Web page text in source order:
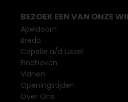
BEZOEK EEN VAN ONZE
Apeldoorn
Breda
Capelle a/d IJssel
Eindhoven
Vianen
Openingstijden
Over Ons